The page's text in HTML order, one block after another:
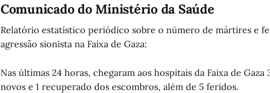
Comunicado do Ministério da Saúde
Relatório estatístico periódico sobre o número de mártires e
agressão sionista na Faixa de Gaza:
Nas últimas 24 horas, chegaram aos hospitais da Faixa de
novos e 1 recuperado dos escombros, além de 5 feridos.